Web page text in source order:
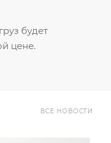
будет
цене.
ВСЕ НОВОСТИ